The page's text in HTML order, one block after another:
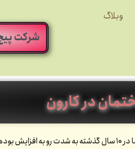
وبلاگ
شرکت
در کارون
به این دلیل انجام می شود که افتادن سنگ از نمای ساختمان